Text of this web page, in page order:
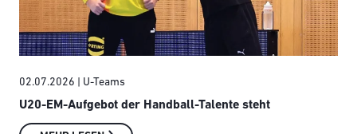
02.07.2026 | U-Teams
U20-EM-Aufgebot der Handball-Talente steht